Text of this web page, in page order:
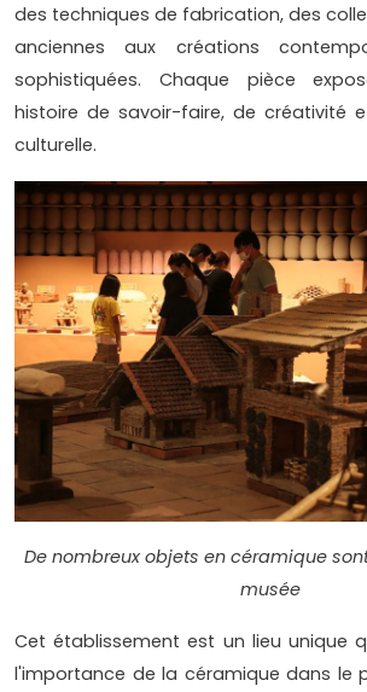
des techniques de fabrication, des
anciennes aux créations
sophistiquées. Chaque pièce
histoire de savoir-faire, de créativité
culturelle.
De nombreux objets en céramique
musée
Cet établissement est un lieu unique
l'importance de la céramique dans le